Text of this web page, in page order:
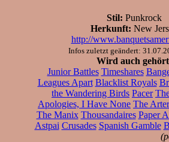
Stil: Punkrock
Herkunft: New
http://
Infos zuletzt geändert:
Wird auch
Junior Battles Timeshares
Leagues Apart Blacklist Royals
the Wandering Birds Pacer
Apologies, I Have None The
The Manix Thousandaires Paper
Astpai Crusades Spanish Gamble